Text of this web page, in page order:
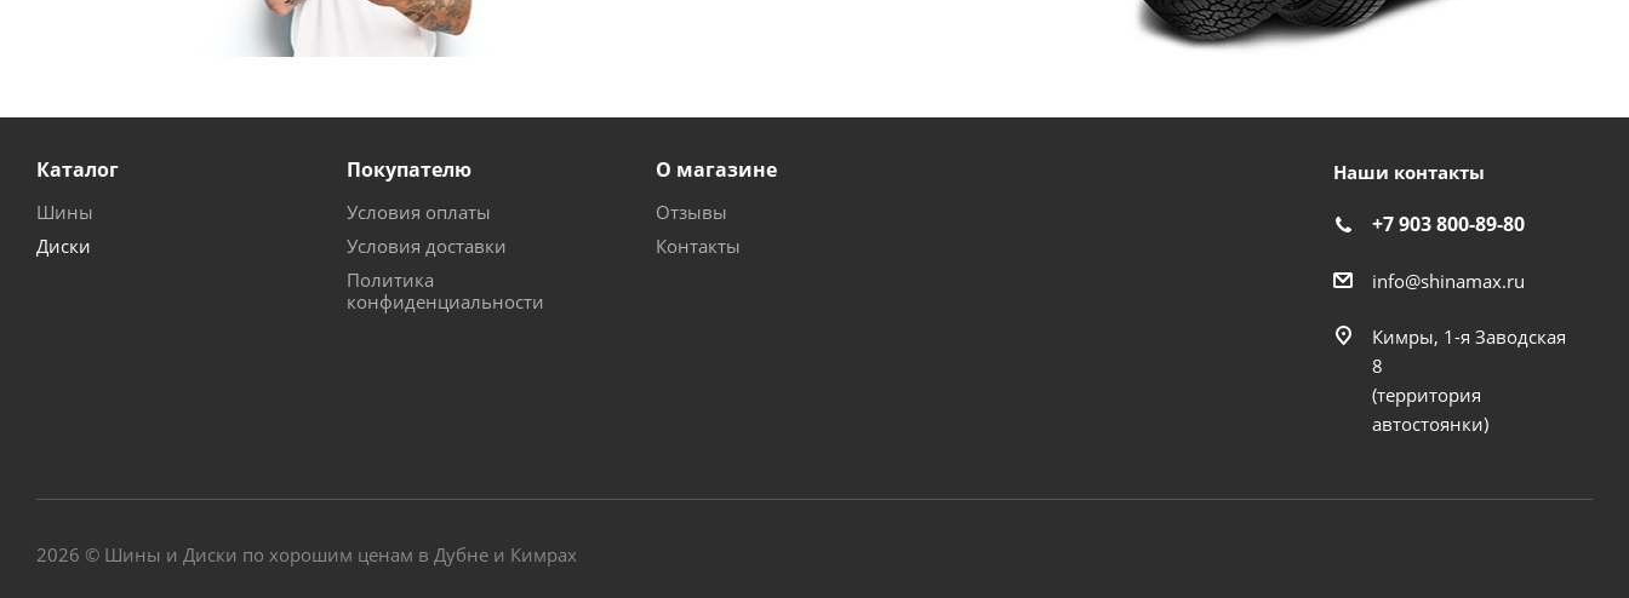
Каталог
Шины
Диски
Покупателю
Условия оплаты
Условия доставки
Политика
конфиденциальности
О магазине
Отзывы
Контакты
Наши контакты
+7 903 800-89-80
info@shinamax.ru
Кимры, 1-я Заводская
8
(территория
автостоянки)
2026 © Шины и Диски по хорошим ценам в Дубне и Кимрах